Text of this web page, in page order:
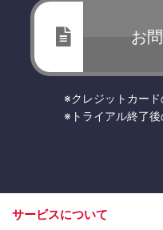
お
※クレジットカ
※トライアル終了後
サービスについて